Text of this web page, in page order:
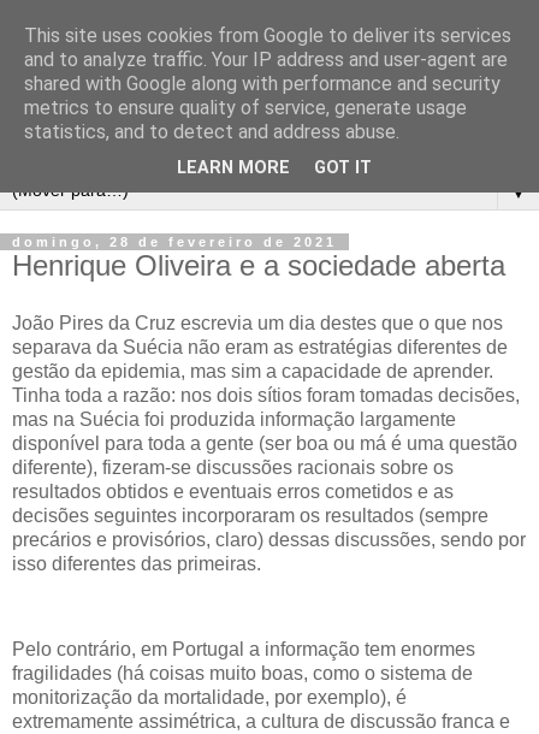
▼
domingo, 28 de fevereiro de 2021
Henrique Oliveira e a sociedade aberta
João Pires da Cruz escrevia um dia destes que o que nos
separava da Suécia não eram as estratégias diferentes de
gestão da epidemia, mas sim a capacidade de aprender.
Tinha toda a razão: nos dois sítios foram tomadas decisões,
mas na Suécia foi produzida informação largamente
disponível para toda a gente (ser boa ou má é uma questão
diferente), fizeram-se discussões racionais sobre os
resultados obtidos e eventuais erros cometidos e as
decisões seguintes incorporaram os resultados (sempre
precários e provisórios, claro) dessas discussões, sendo por
isso diferentes das primeiras.
Pelo contrário, em Portugal a informação tem enormes
fragilidades (há coisas muito boas, como o sistema de
monitorização da mortalidade, por exemplo), é
extremamente assimétrica, a cultura de discussão franca e
This site uses cookies from Google to deliver its services
and to analyze traffic. Your IP address and user-agent are
shared with Google along with performance and security
metrics to ensure quality of service, generate usage
statistics, and to detect and address abuse.
LEARN MORE GOT IT